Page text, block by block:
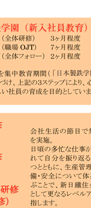
地区）
山地区、大阪地区（堺））